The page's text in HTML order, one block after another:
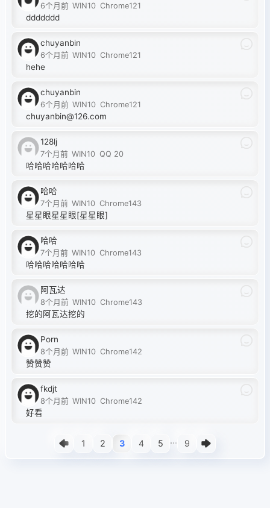
6个月前 WIN10 Chrome121
ddddddd
chuyanbin
6个月前 WIN10 Chrome121
hehe
chuyanbin
6个月前 WIN10 Chrome121
chuyanbin@126.com
128lj
7个月前 WIN10 QQ 20
哈哈哈哈哈哈哈
哈哈
7个月前 WIN10 Chrome143
星星眼星星眼[星星眼]
哈哈
7个月前 WIN10 Chrome143
哈哈哈哈哈哈哈
阿瓦达
8个月前 WIN10 Chrome143
挖的阿瓦达挖的
Porn
8个月前 WIN10 Chrome142
赞赞赞
fkdjt
8个月前 WIN10 Chrome142
好看
1 2 3 4 5 ... 9